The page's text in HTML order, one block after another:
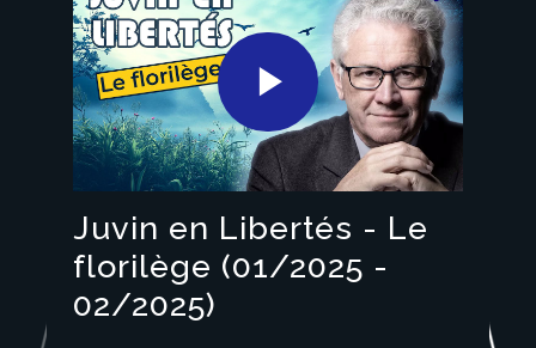
Play
Video
Juvin en Libertés - Le
florilège (01/2025 -
02/2025)